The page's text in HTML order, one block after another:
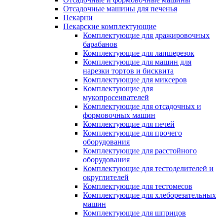
Отсадочные машины для печенья
Пекарни
Пекарские комплектующие
Комплектующие для дражировочных
барабанов
Комплектующие для лапшерезок
Комплектующие для машин для
нарезки тортов и бисквита
Комплектующие для миксеров
Комплектующие для
мукопросеивателей
Комплектующие для отсадочных и
формовочных машин
Комплектующие для печей
Комплектующие для прочего
оборудования
Комплектующие для расстойного
оборудования
Комплектующие для тестоделителей и
округлителей
Комплектующие для тестомесов
Комплектующие для хлеборезательных
машин
Комплектующие для шприцов